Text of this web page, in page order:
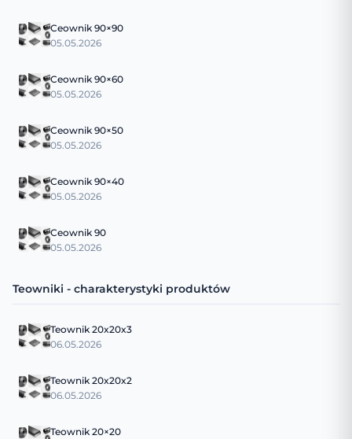
Ceownik 90×90
05.05.2026
Ceownik 90×60
05.05.2026
Ceownik 90×50
05.05.2026
Ceownik 90×40
05.05.2026
Ceownik 90
05.05.2026
Teowniki - charakterystyki produktów
Teownik 20x20x3
06.05.2026
Teownik 20x20x2
06.05.2026
Teownik 20×20